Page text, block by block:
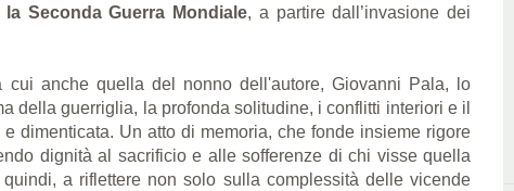
Seconda Guerra Mondiale, a partire dall’invasione dei
anche quella del nonno dell'autore, Giovanni Pala, lo
della guerriglia, la profonda solitudine, i conflitti interiori e il
dimenticata. Un atto di memoria, che fonde insieme rigore
dignità al sacrificio e alle sofferenze di chi visse quella
a riflettere non solo sulla complessità delle vicende